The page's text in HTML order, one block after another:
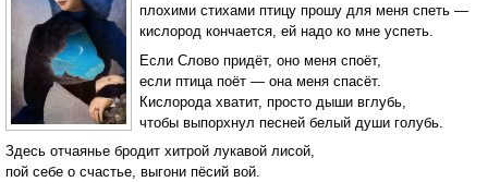
плохими стихами птицу прошу для меня спеть —
кислород кончается, ей надо ко мне успеть.
Если Слово придёт, оно меня споёт,
если птица поёт — она меня спасёт.
Кислорода хватит, просто дыши вглубь,
чтобы выпорхнул песней белый души голубь.
Здесь отчаянье бродит хитрой лукавой лисой,
пой себе о счастье, выгони пёсий вой.